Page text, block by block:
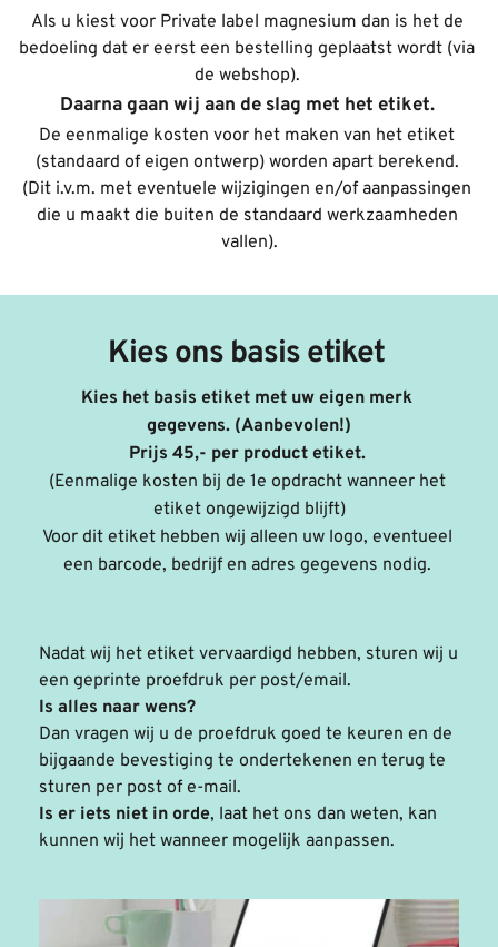
Als u kiest voor Private label magnesium dan is het de
bedoeling dat er eerst een bestelling geplaatst wordt (via
de webshop).
Daarna gaan wij aan de slag met het etiket.
De eenmalige kosten voor het maken van het etiket
(standaard of eigen ontwerp) worden apart berekend.
(Dit i.v.m. met eventuele wijzigingen en/of aanpassingen
die u maakt die buiten de standaard werkzaamheden
vallen).
Kies ons basis etiket
Kies het basis etiket met uw eigen merk
gegevens. (Aanbevolen!)
Prijs 45,- per product etiket.
(Eenmalige kosten bij de 1e opdracht wanneer het
etiket ongewijzigd blijft)
Voor dit etiket hebben wij alleen uw logo, eventueel
een barcode, bedrijf en adres gegevens nodig.
Nadat wij het etiket vervaardigd hebben, sturen wij u
een geprinte proefdruk per post/email.
Is alles naar wens?
Dan vragen wij u de proefdruk goed te keuren en de
bijgaande bevestiging te ondertekenen en terug te
sturen per post of e-mail.
Is er iets niet in orde, laat het ons dan weten, kan
kunnen wij het wanneer mogelijk aanpassen.